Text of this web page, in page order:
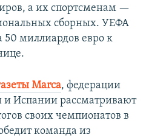
а их спортсменам —
сборных. УЕФА
50 миллиардов евро к
Marca, федерации
и Испании рассматривают
своих чемпионатов в
команда из